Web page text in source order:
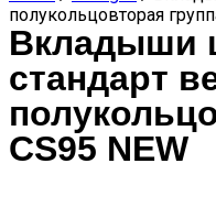
полукольцовторая
Вкладыши
стандарт
CS95 NEW